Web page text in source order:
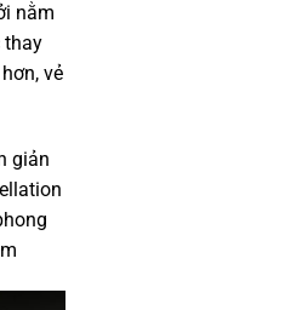
nằm
thay
vẻ
giản